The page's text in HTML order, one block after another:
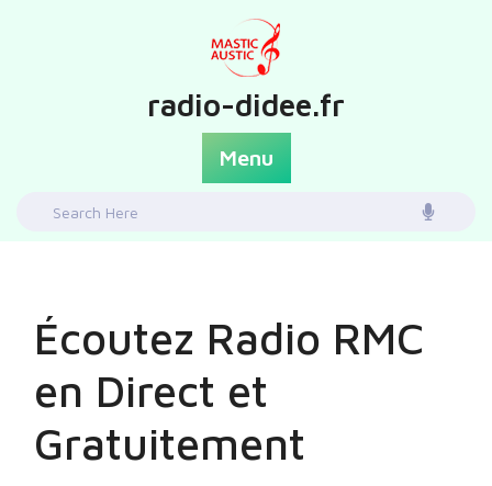
radio-didee.fr
Menu
Search
Écoutez Radio RMC
en Direct et
Gratuitement